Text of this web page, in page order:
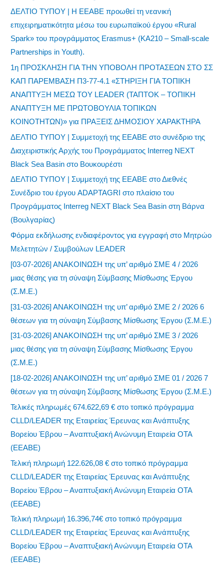
ΔΕΛΤΙΟ ΤΥΠΟΥ | Η ΕΕΑΒΕ προωθεί τη νεανική
επιχειρηματικότητα μέσω του ευρωπαϊκού έργου «Rural
Spark» του προγράμματος Erasmus+ (KA210 – Small-scale
Partnerships in Youth).
1η ΠΡΟΣΚΛΗΣΗ ΓΙΑ ΤΗΝ ΥΠΟΒΟΛΗ ΠΡΟΤΑΣΕΩΝ ΣΤΟ ΣΣ
ΚΑΠ ΠΑΡΕΜΒΑΣΗ Π3-77-4.1 «ΣΤΗΡΙΞΗ ΓΙΑ ΤΟΠΙΚΗ
ΑΝΑΠΤΥΞΗ ΜΕΣΩ ΤΟΥ LEADER (ΤΑΠΤΟΚ – ΤΟΠΙΚΗ
ΑΝΑΠΤΥΞΗ ΜΕ ΠΡΩΤΟΒΟΥΛΙΑ ΤΟΠΙΚΩΝ
ΚΟΙΝΟΤΗΤΩΝ)» για ΠΡΑΞΕΙΣ ΔΗΜΟΣΙΟΥ ΧΑΡΑΚΤΗΡΑ
ΔΕΛΤΙΟ ΤΥΠΟΥ | Συμμετοχή της ΕΕΑΒΕ στο συνέδριο της
Διαχειριστικής Αρχής του Προγράμματος Interreg NEXT
Black Sea Basin στο Βουκουρέστι
ΔΕΛΤΙΟ ΤΥΠΟΥ | Συμμετοχή της ΕΕΑΒΕ στο Διεθνές
Συνέδριο του έργου ADAPTAGRI στο πλαίσιο του
Προγράμματος Interreg NEXT Black Sea Basin στη Βάρνα
(Βουλγαρίας)
Φόρμα εκδήλωσης ενδιαφέροντος για εγγραφή στο Μητρώο
Μελετητών / Συμβούλων LEADER
[03-07-2026] ΑΝΑΚΟΙΝΩΣΗ της υπ’ αριθμό ΣΜΕ 4 / 2026
μιας θέσης για τη σύναψη Σύμβασης Μίσθωσης Έργου
(Σ.Μ.Ε.)
[31-03-2026] ΑΝΑΚΟΙΝΩΣΗ της υπ’ αριθμό ΣΜΕ 2 / 2026 6
θέσεων για τη σύναψη Σύμβασης Μίσθωσης Έργου (Σ.Μ.Ε.)
[31-03-2026] ΑΝΑΚΟΙΝΩΣΗ της υπ’ αριθμό ΣΜΕ 3 / 2026
μιας θέσης για τη σύναψη Σύμβασης Μίσθωσης Έργου
(Σ.Μ.Ε.)
[18-02-2026] ΑΝΑΚΟΙΝΩΣΗ της υπ’ αριθμό ΣΜΕ 01 / 2026 7
θέσεων για τη σύναψη Σύμβασης Μίσθωσης Έργου (Σ.Μ.Ε.)
Τελικές πληρωμές 674.622,69 € στο τοπικό πρόγραμμα
CLLD/LEADER της Εταιρείας Έρευνας και Ανάπτυξης
Βορείου Έβρου – Αναπτυξιακή Ανώνυμη Εταιρεία ΟΤΑ
(ΕΕΑΒΕ)
Τελική πληρωμή 122.626,08 € στο τοπικό πρόγραμμα
CLLD/LEADER της Εταιρείας Έρευνας και Ανάπτυξης
Βορείου Έβρου – Αναπτυξιακή Ανώνυμη Εταιρεία ΟΤΑ
(ΕΕΑΒΕ)
Τελική πληρωμή 16.396,74€ στο τοπικό πρόγραμμα
CLLD/LEADER της Εταιρείας Έρευνας και Ανάπτυξης
Βορείου Έβρου – Αναπτυξιακή Ανώνυμη Εταιρεία ΟΤΑ
(ΕΕΑΒΕ)